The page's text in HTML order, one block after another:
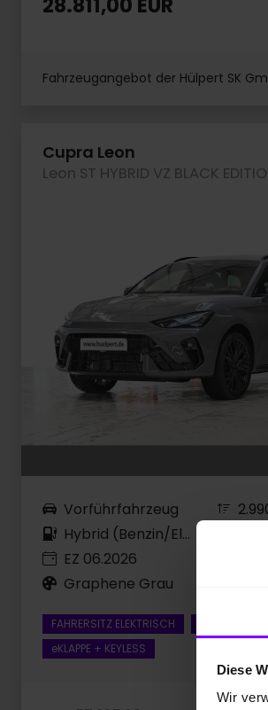
Diese
Wir
Fahrzeugangebot der Hülpert SK
Cupra Leon
Vorführfahrzeug
Hybrid (Benzin/Elektro)
EZ 06.2026
Graphene Grau
FAHRERSITZ ELEKTRISCH
eKLAPPE + KEYLESS